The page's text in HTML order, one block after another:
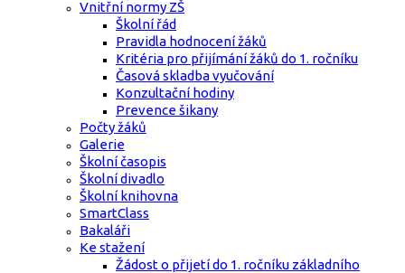
Vnitřní normy ZŠ
Školní řád
Pravidla hodnocení žáků
Kritéria pro přijímání žáků do 1. ročníku
Časová skladba vyučování
Konzultační hodiny
Prevence šikany
Počty žáků
Galerie
Školní časopis
Školní divadlo
Školní knihovna
SmartClass
Bakaláři
Ke stažení
Žádost o přijetí do 1. ročníku základního